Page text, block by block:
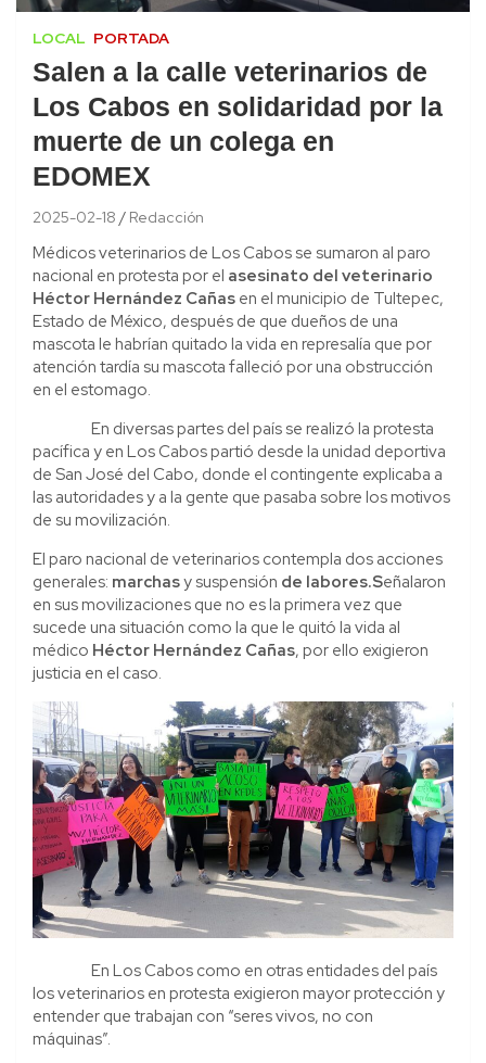
LOCAL PORTADA
Salen a la calle veterinarios de
Los Cabos en solidaridad por la
muerte de un colega en
EDOMEX
2025-02-18 Redacción
Médicos veterinarios de Los Cabos se sumaron al paro
nacional en protesta por el asesinato del veterinario
Héctor Hernández Cañas en el municipio de Tultepec,
Estado de México, después de que dueños de una
mascota le habrían quitado la vida en represalía que por
atención tardía su mascota falleció por una obstrucción
en el estomago.
En diversas partes del país se realizó la protesta
pacífica y en Los Cabos partió desde la unidad deportiva
de San José del Cabo, donde el contingente explicaba a
las autoridades y a la gente que pasaba sobre los motivos
de su movilización.
El paro nacional de veterinarios contempla dos acciones
generales: marchasy suspensión de labores.Señalaron
en sus movilizaciones que no es la primera vez que
sucede una situación como la que le quitó la vida al
médico Héctor Hernández Cañas, por ello exigieron
justicia en el caso.
En Los Cabos como en otras entidades del país
los veterinarios en protesta exigieron mayor protección y
entender que trabajan con “seres vivos, no con
máquinas”.